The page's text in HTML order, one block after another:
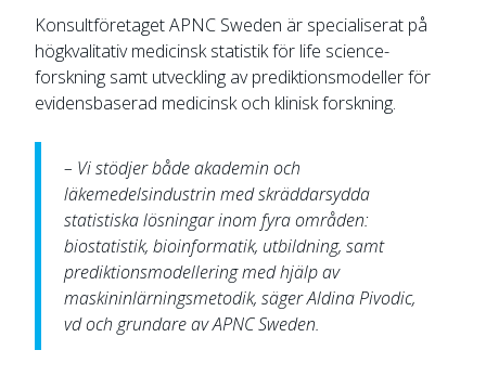
Konsultföretaget APNC Sweden är specialiserat på
högkvalitativ medicinsk statistik för life science-
forskning samt utveckling av prediktionsmodeller för
evidensbaserad medicinsk och klinisk forskning.
– Vi stödjer både akademin och
läkemedelsindustrin med skräddarsydda
statistiska lösningar inom fyra områden:
biostatistik, bioinformatik, utbildning, samt
prediktionsmodellering med hjälp av
maskininlärningsmetodik, säger Aldina Pivodic,
vd och grundare av APNC Sweden.